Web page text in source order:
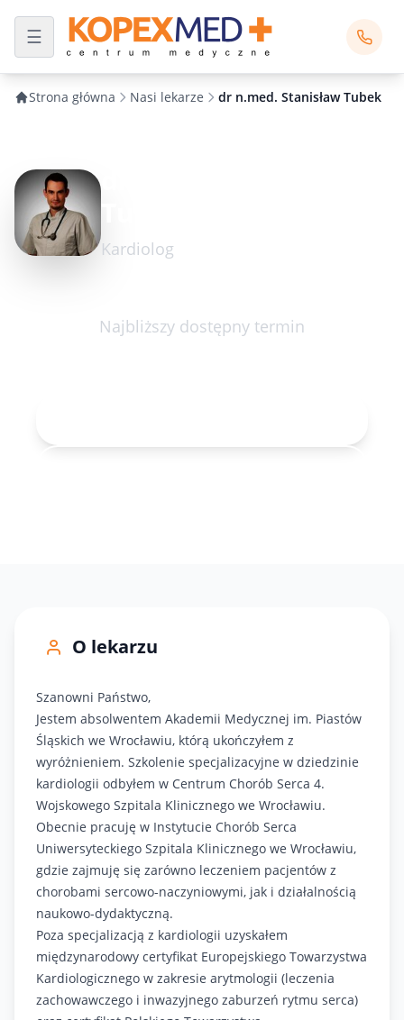
Strona główna Nasi lekarze dr n.med. Stanisław Tubek
Kardiolog
Najbliższy dostępny termin
O lekarzu
Szanowni Państwo,
Jestem absolwentem Akademii Medycznej im. Piastów
Śląskich we Wrocławiu, którą ukończyłem z
wyróżnieniem. Szkolenie specjalizacyjne w dziedzinie
kardiologii odbyłem w Centrum Chorób Serca 4.
Wojskowego Szpitala Klinicznego we Wrocławiu.
Obecnie pracuję w Instytucie Chorób Serca
Uniwersyteckiego Szpitala Klinicznego we Wrocławiu,
gdzie zajmuję się zarówno leczeniem pacjentów z
chorobami sercowo-naczyniowymi, jak i działalnością
naukowo-dydaktyczną.
Poza specjalizacją z kardiologii uzyskałem
międzynarodowy certyfikat Europejskiego Towarzystwa
Kardiologicznego w zakresie arytmologii (leczenia
zachowawczego i inwazyjnego zaburzeń rytmu serca)